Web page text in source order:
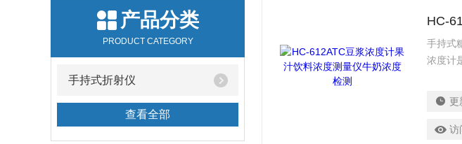
产品分类
PRODUCT CATEGORY
手持式折射仪
查看全部
HC-
手持式
浓度计
更
访